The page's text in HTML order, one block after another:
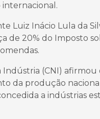
internacional.
Luiz Inácio Lula da
de 20% do Imposto
Indústria (CNI)
da produção
a indústrias